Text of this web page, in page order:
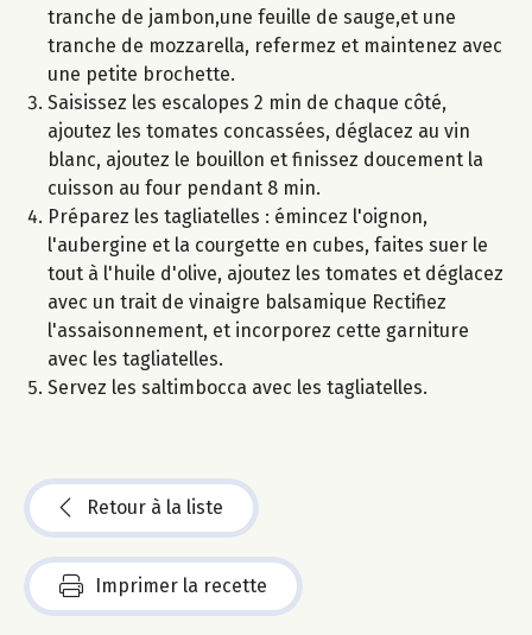
tranche de jambon,une feuille de sauge,et une
tranche de mozzarella, refermez et maintenez avec
une petite brochette.
Saisissez les escalopes 2 min de chaque côté,
ajoutez les tomates concassées, déglacez au vin
blanc, ajoutez le bouillon et finissez doucement la
cuisson au four pendant 8 min.
Préparez les tagliatelles : émincez l'oignon,
l'aubergine et la courgette en cubes, faites suer le
tout à l'huile d'olive, ajoutez les tomates et déglacez
avec un trait de vinaigre balsamique Rectifiez
l'assaisonnement, et incorporez cette garniture
avec les tagliatelles.
Servez les saltimbocca avec les tagliatelles.
Retour à la liste
Imprimer la recette